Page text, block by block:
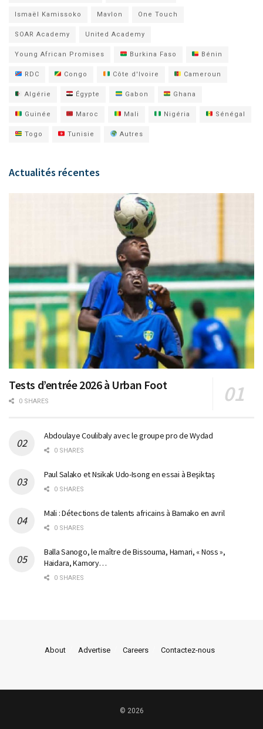
Ismaël Kamissoko Mavlon One Touch
SOAR Academy United Academy
Young African Promises Burkina Faso Bénin
RDC Congo Côte d'Ivoire Cameroun
Algérie Égypte Gabon Ghana
Guinée Maroc Mali Nigéria Sénégal
Togo Tunisie Autres
Actualités récentes
Tests d’entrée 2026 à Urban Foot
0 SHARES
Abdoulaye Coulibaly avec le groupe pro de Wydad
0 SHARES
Paul Salako et Nsikak Udo-Isong en essai à Beşiktaş
0 SHARES
Mali : Détections de talents africains à Bamako en avril
0 SHARES
Balla Sanogo, le maître de Bissouma, Hamari, « Noss »,
Haidara, Kamory…
0 SHARES
About Advertise Careers Contactez-nous
© 2026